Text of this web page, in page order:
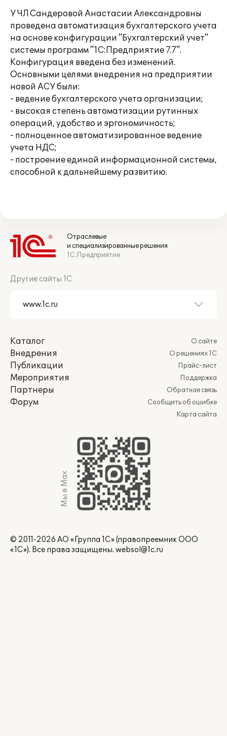
У ЧЛ Сандеровой Анастасии Александровны
проведена автоматизация бухгалтерского учета
на основе конфигурации "Бухгалтерский учет"
системы программ "1С:Предприятие 7.7".
Конфигурация введена без изменений.
Основными целями внедрения на предприятии
новой АСУ были:
- ведение бухгалтерского учета организации;
- высокая степень автоматизации рутинных
операций, удобство и эргономичность;
- полноценное автоматизированное ведение
учета НДС;
- построение единой информационной системы,
способной к дальнейшему развитию.
Отраслевые
и специализированные решения
1С:Предприятие
Другие сайты 1С
Каталог
Внедрения
Публикации
Мероприятия
Партнеры
Форум
О сайте
О решениях 1С
Прайс-лист
Поддержка
Обратная связь
Сообщить об ошибке
Карта сайта
Мы в Max
© 2011-2026 АО «Группа 1С» (правопреемник ООО
«1С»). Все права защищены. websol@1c.ru